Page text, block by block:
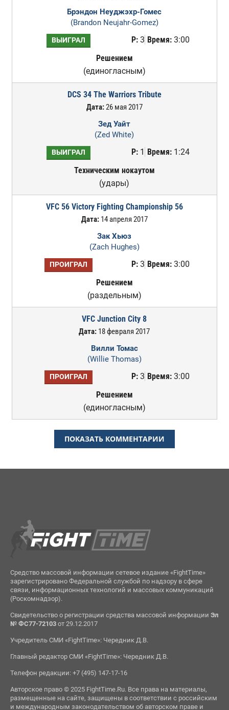
Брэндон Неуджэхр-Гомес
(Brandon Neujahr-Gomez)
ВЫИГРАЛ Р:3 Время:3:00
Решением
(единогласным)
DCS 34 The Warriors Tribute
Дата:26 мая 2017
Зед Уайт
(Zed White)
ВЫИГРАЛ Р:1 Время:1:24
Техническим нокаутом
(удары)
VFC 56 Victory Fighting Championship 56
Дата:14 апреля 2017
Зак Хьюз
(Zach Hughes)
ПРОИГРАЛ Р:3 Время:3:00
Решением
(раздельным)
VFC Junction City 8
Дата: 18 февраля 2017
Вилли Томас
(Willie Thomas)
ПРОИГРАЛ Р:3 Время:3:00
Решением
(единогласным)
ПОКАЗАТЬ КОММЕНТАРИИ
Средство массовой информации сетевое издание «FightTime»
зарегистрировано Федеральной службой по надзору в сфере
связи, информационных технологий и массовых коммуникаций
(Роскомнадзор).
Свидетельство о регистрации средства массовой информации Эл
№ ФС77-72103от 29.12.2017
Учредитель СМИ «FightTime»: Чередник Д.В.
Главный редактор СМИ «FightTime»: Чередник Д.В.
Телефон редакции: +7 (495) 147-17-16
Авторское право © 2025 FightTime.Ru. Все права на материалы,
размещенные на сайте, защищены в соответствии с российским
и международным законодательством об авторском праве и